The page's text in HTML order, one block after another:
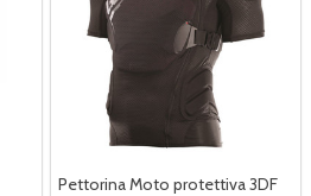
Pettorina Moto protettiva 3DF